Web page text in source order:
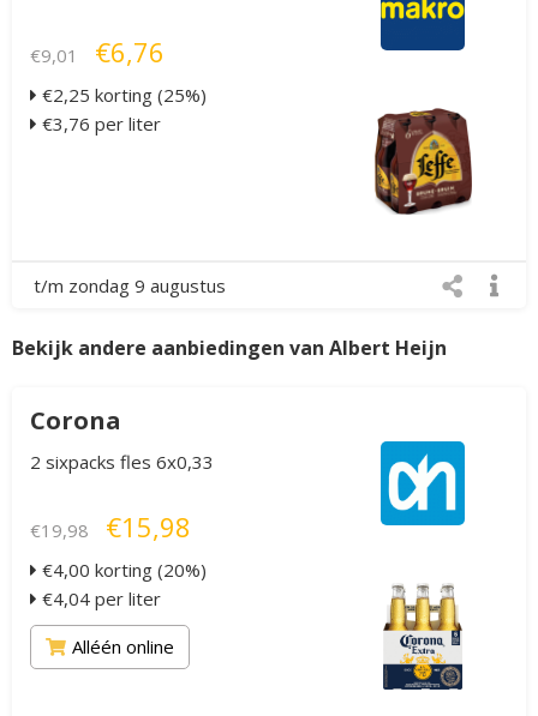
€9,01 €6,76
€2,25 korting (25%)
€3,76 per liter
t/m zondag 9 augustus
Bekijk andere aanbiedingen van Albert Heijn
Corona
2 sixpacks fles 6x0,33
€19,98 €15,98
€4,00 korting (20%)
€4,04 per liter
Alléén online